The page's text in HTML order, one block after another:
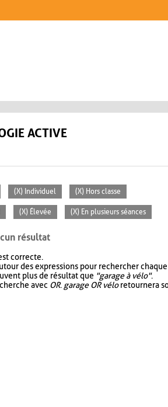
ACTIVE
(X) Individuel (X) Hors classe
(X) Élevée (X) En plusieurs séances
résultat
correcte.
des expressions pour rechercher
plus de résultat que "garage à vélo".
avec OR. garage OR véloretournera